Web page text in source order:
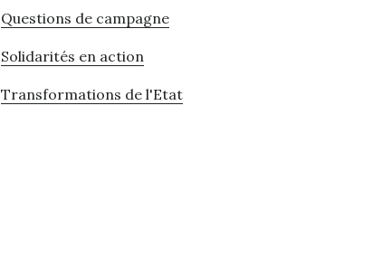
Questions de campagne
Solidarités en action
Transformations de l'Etat